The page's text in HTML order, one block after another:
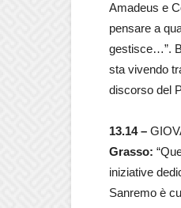
Amadeus e
pensare a
gestisce…”.
sta vivendo
discorso del
13.14 –
Grasso:
iniziative
Sanremo è